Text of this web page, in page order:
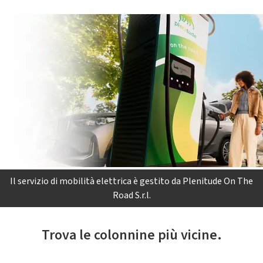
Il servizio di mobilità elettrica è gestito da Plenitude On The
Road S.r.l.
Trova le colonnine più vicine.